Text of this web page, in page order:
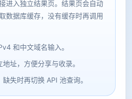
进入独立结果页。结果页会自动
数据库缓存，没有缓存时再调用
和中文域名输入。
址，方便分享与收录。
失时再切换 API 池查询。